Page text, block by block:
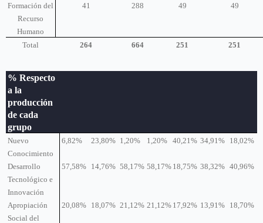
Formación del
Recurso
Humano
41 288 49 49
Total 264 664 251 251
% Respecto
a la
producción
de cada
grupo
Nuevo
Conocimiento
6,82% 23,80% 1,20% 1,20% 40,21% 34,91% 18,02%
Desarrollo
Tecnológico e
Innovación
57,58% 14,76% 58,17% 58,17% 18,75% 38,32% 40,96%
Apropiación
Social del
20,08% 18,07% 21,12% 21,12% 17,92% 13,91% 18,70%